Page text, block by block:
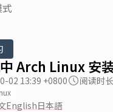
Arch Linux 安
02 13:39 +0800 阅读时
English日本語